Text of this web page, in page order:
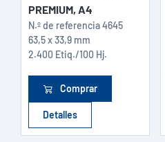
PREMIUM, A4
N.º de referencia4645
63,5 x 33,9 mm
2.400 Etiq./100 Hj.
Comprar
Detalles